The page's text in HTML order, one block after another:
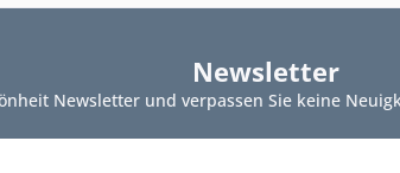
Newsletter
Newsletter und verpassen Sie keine